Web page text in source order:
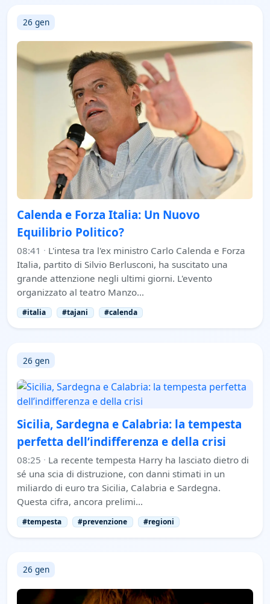
26 gen
Calenda e Forza Italia: Un Nuovo
Equilibrio Politico?
08:41 · L'intesa tra l'ex ministro Carlo Calenda e Forza
Italia, partito di Silvio Berlusconi, ha suscitato una
grande attenzione negli ultimi giorni. L'evento
organizzato al teatro Manzo…
#italia #tajani #calenda
26 gen
Sicilia, Sardegna e Calabria: la tempesta
perfetta dell’indifferenza e della crisi
08:25 · La recente tempesta Harry ha lasciato dietro di
sé una scia di distruzione, con danni stimati in un
miliardo di euro tra Sicilia, Calabria e Sardegna.
Questa cifra, ancora prelimi…
#tempesta #prevenzione #regioni
26 gen